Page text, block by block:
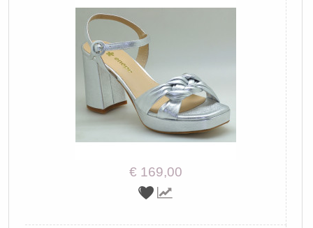
€ 169,00